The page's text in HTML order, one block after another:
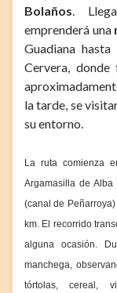
Bolaños .
emprenderá una
Guadiana
Cervera,
la tarde, se
su entorno.
La ruta comienza
Argamasilla de
(canal de
km. El recorrido
alguna ocasión.
manchega,
tórtolas, cereal,